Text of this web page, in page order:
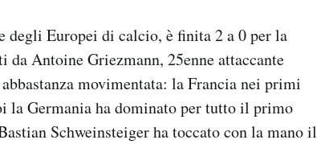
degli Europei di calcio, è finita 2 a 0 per la
Antoine Griezmann, 25enne attaccante
movimentata: la Francia nei primi
la Germania ha dominato per tutto il primo
Schweinsteiger ha toccato con la mano il